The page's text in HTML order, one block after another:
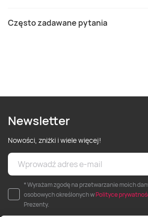
Często zadawane pytania
Newsletter
Nowości, zniżki i wiele więcej!
* Wyrażam zgodę na przetwarzanie moich
osobowych określonych wPolityce
Prezenty.